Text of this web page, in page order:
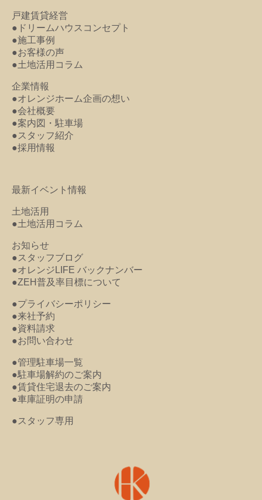
戸建賃貸経営
●ドリームハウスコンセプト
●施工事例
●お客様の声
●土地活用コラム
企業情報
●オレンジホーム企画の想い
●会社概要
●案内図・駐車場
●スタッフ紹介
●採用情報
最新イベント情報
土地活用
●土地活用コラム
お知らせ
●スタッフブログ
●オレンジLIFE バックナンバー
●ZEH普及率目標について
●プライバシーポリシー
●来社予約
●資料請求
●お問い合わせ
●管理駐車場一覧
●駐車場解約のご案内
●賃貸住宅退去のご案内
●車庫証明の申請
●スタッフ専用